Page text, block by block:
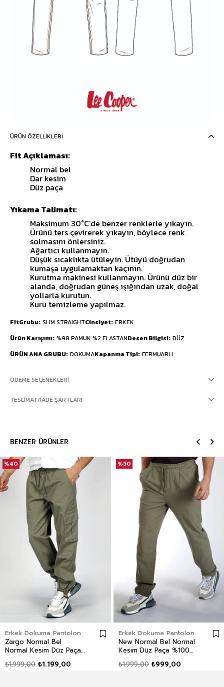
ÜRÜN ÖZELLIKLERI
Fit Açıklaması:
Normal bel
Dar kesim
Düz paça
Yıkama Talimatı:
Maksimum 30°C’de benzer renklerle yıkayın.
Ürünü ters çevirerek yıkayın, böylece renk
solmasını önlersiniz.
Ağartıcı kullanmayın.
Düşük sıcaklıkta ütüleyin. Ütüyü doğrudan
kumaşa uygulamaktan kaçının.
Kurutma makinesi kullanmayın. Ürünü düz bir
alanda, doğrudan güneş ışığından uzak, doğal
yollarla kurutun.
Kuru temizleme yapılmaz.
FitGrubu SLIM STRAIGHTCinsiyet ERKEK
Ürün Karışımı %98 PAMUK %2 ELASTANDesen Bilgisi DÜZ
ÜRÜN ANA GRUBU DOKUMAKapanma Tipi FERMUARLI
ÖDEME SEÇENEKLERI
TESLIMAT/İADE ŞARTLARI
BENZER ÜRÜNLER
Erkek Dokuma Pantolon
Zargo Normal Bel
Normal Kesim Düz Paça
₺1.199,00
₺1.999,00
%40
Erkek Dokuma Pantolon
New Normal Bel Normal
Kesim Düz Paça %100
Pantolon ₺999,00
₺1.999,00
%50